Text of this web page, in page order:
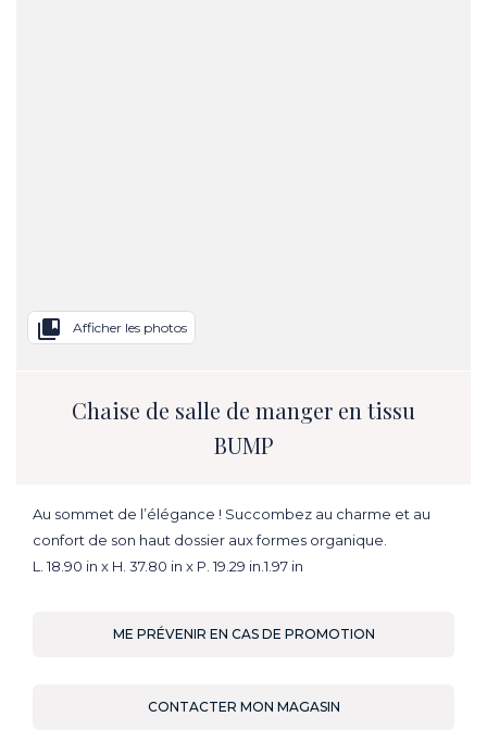
collections_bookmark Afficher les photos
Chaise de salle de manger en tissu
BUMP
Au sommet de l’élégance ! Succombez au charme et au
confort de son haut dossier aux formes organique.
L. 18.90 in x H. 37.80 in x P. 19.29 in.1.97 in
ME PRÉVENIR EN CAS DE PROMOTION
CONTACTER MON MAGASIN